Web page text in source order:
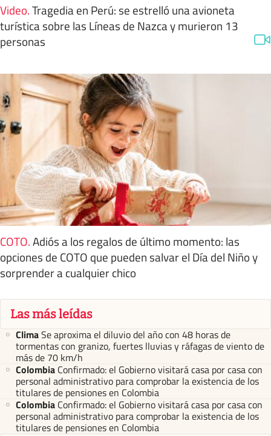
Video.Tragedia en Perú: se estrelló una avioneta
turística sobre las Líneas de Nazca y murieron 13
personas
COTO.Adiós a los regalos de último momento: las
opciones de COTO que pueden salvar el Día del Niño y
sorprender a cualquier chico
Las más leídas
ClimaSe aproxima el diluvio del año con 48 horas de
tormentas con granizo, fuertes lluvias y ráfagas de viento de
más de 70 km/h
Colombia Confirmado: el Gobierno visitará casa por casa con
personal administrativo para comprobar la existencia de los
titulares de pensiones en Colombia
Colombia Confirmado: el Gobierno visitará casa por casa con
personal administrativo para comprobar la existencia de los
titulares de pensiones en Colombia